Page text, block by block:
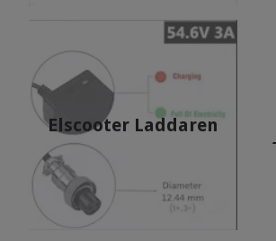
Elscooter Laddaren